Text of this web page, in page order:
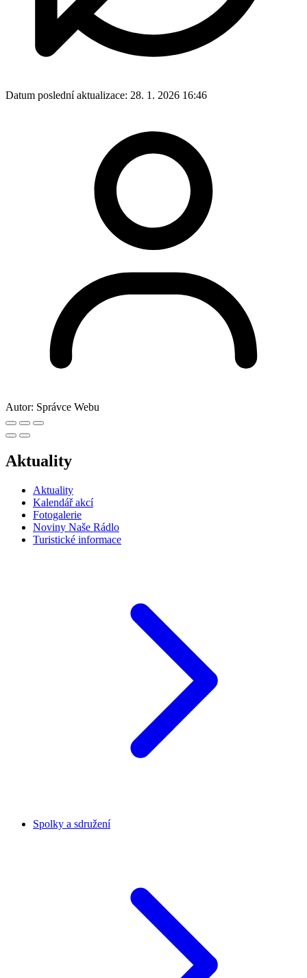
Datum poslední aktualizace: 28. 1. 2026 16:46
Autor: Správce Webu
Aktuality
Aktuality
Kalendář akcí
Fotogalerie
Noviny Naše Rádlo
Turistické informace
Spolky a sdružení